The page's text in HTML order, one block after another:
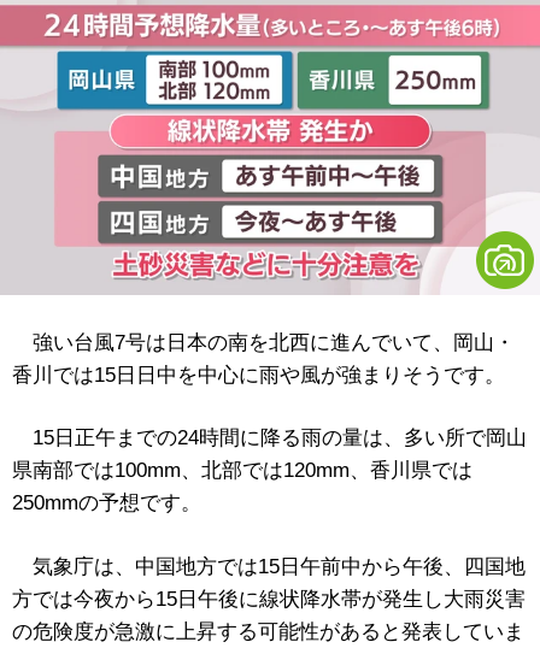
強い台風7号は日本の南を北西に進んでいて、岡山・
香川では15日日中を中心に雨や風が強まりそうです。
15日正午までの24時間に降る雨の量は、多い所で岡山
県南部では100mm、北部では120mm、香川県では
250mmの予想です。
気象庁は、中国地方では15日午前中から午後、四国地
方では今夜から15日午後に線状降水帯が発生し大雨災害
の危険度が急激に上昇する可能性があると発表していま